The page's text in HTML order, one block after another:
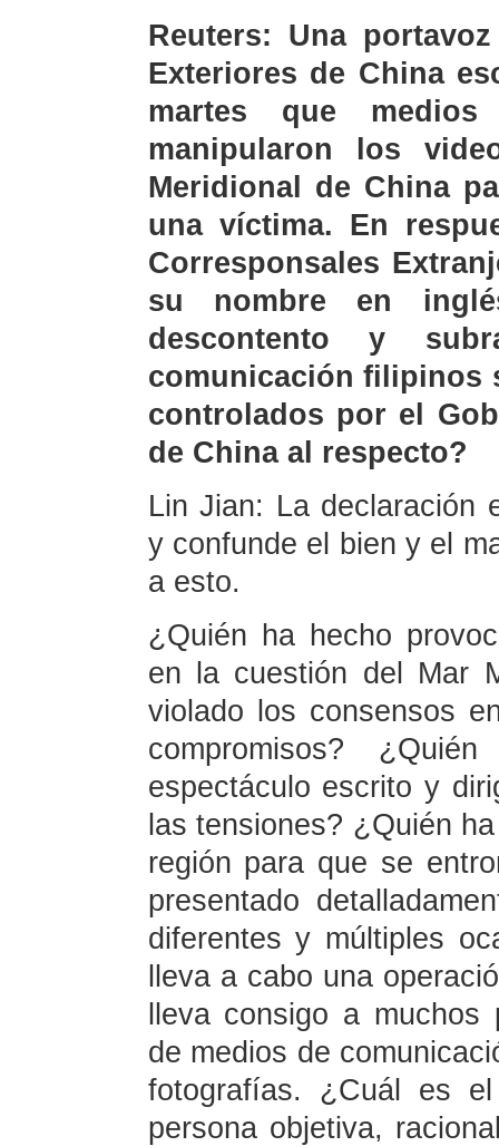
Reuters: Una
Exteriores de China
martes que
manipularon los
Meridional de China
una víctima. En
Corresponsales
su nombre en
descontento y
comunicación filipinos
controlados por el
de China al respecto?
Lin Jian: La declaración
y confunde el bien y el
a esto.
¿Quién ha hecho
en la cuestión del Mar
violado los consensos
compromisos?
espectáculo escrito y
las tensiones? ¿Quién
región para que se
presentado
diferentes y múltiples
lleva a cabo una
lleva consigo a
de medios de
fotografías. ¿Cuál es
persona objetiva,